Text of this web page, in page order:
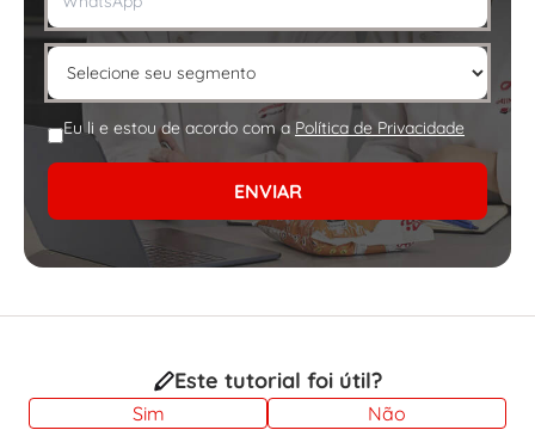
Eu li e estou de acordo com a Política de Privacidade
ENVIAR
Este tutorial foi útil?
Sim Não